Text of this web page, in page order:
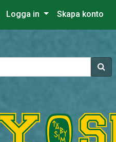
Logga in Skapa konto
Sök